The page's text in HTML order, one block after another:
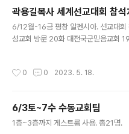
곽용길목사 세계선교대회 참
6/12월-16금 평창 알펜시아. 선교대
성교회 방문 20화 대전국군믿음교회
0 0 2023. 5. 18.
6/3토~7수 수동교회팀
1층~3층까지 게스트룸 사용. 총21명.